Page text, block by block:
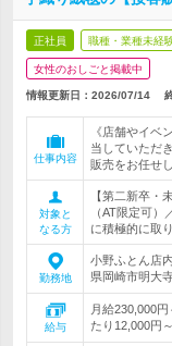
正社員 職種・業種未経
女性のおしごと掲載中
情報更新日：2026/07/14
仕事内容
《店舗やイベ
当していただ
販売をお任せ
対象と
なる方
【第二新卒・
（AT限定可
に積極的に取
勤務地
小野ふとん店
県岡崎市明大
給与
月給230,000
たり12,000円